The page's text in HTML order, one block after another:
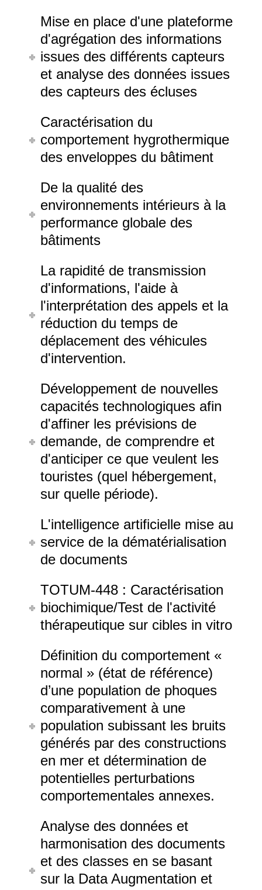
Mise en place d'une plateforme
d'agrégation des informations
issues des différents capteurs
et analyse des données issues
des capteurs des écluses
Caractérisation du
comportement hygrothermique
des enveloppes du bâtiment
De la qualité des
environnements intérieurs à la
performance globale des
bâtiments
La rapidité de transmission
d'informations, l'aide à
l'interprétation des appels et la
réduction du temps de
déplacement des véhicules
d'intervention.
Développement de nouvelles
capacités technologiques afin
d'affiner les prévisions de
demande, de comprendre et
d'anticiper ce que veulent les
touristes (quel hébergement,
sur quelle période).
L'intelligence artificielle mise au
service de la dématérialisation
de documents
TOTUM-448 : Caractérisation
biochimique/Test de l'activité
thérapeutique sur cibles in vitro
Définition du comportement «
normal » (état de référence)
d’une population de phoques
comparativement à une
population subissant les bruits
générés par des constructions
en mer et détermination de
potentielles perturbations
comportementales annexes.
Analyse des données et
harmonisation des documents
et des classes en se basant
sur la Data Augmentation et